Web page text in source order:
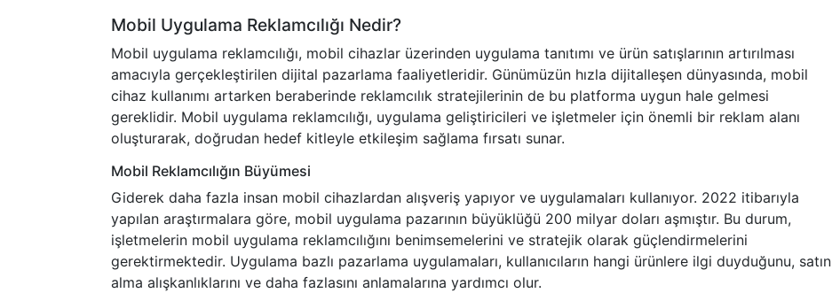
Mobil Uygulama Reklamcılığı Nedir?
Mobil uygulama reklamcılığı, mobil cihazlar üzerinden uygulama tanıtımı ve ürün satışlarının artırılması
amacıyla gerçekleştirilen dijital pazarlama faaliyetleridir. Günümüzün hızla dijitalleşen dünyasında, mobil
cihaz kullanımı artarken beraberinde reklamcılık stratejilerinin de bu platforma uygun hale gelmesi
gereklidir. Mobil uygulama reklamcılığı, uygulama geliştiricileri ve işletmeler için önemli bir reklam alanı
oluşturarak, doğrudan hedef kitleyle etkileşim sağlama fırsatı sunar.
Mobil Reklamcılığın Büyümesi
Giderek daha fazla insan mobil cihazlardan alışveriş yapıyor ve uygulamaları kullanıyor. 2022 itibarıyla
yapılan araştırmalara göre, mobil uygulama pazarının büyüklüğü 200 milyar doları aşmıştır. Bu durum,
işletmelerin mobil uygulama reklamcılığını benimsemelerini ve stratejik olarak güçlendirmelerini
gerektirmektedir. Uygulama bazlı pazarlama uygulamaları, kullanıcıların hangi ürünlere ilgi duyduğunu, satın
alma alışkanlıklarını ve daha fazlasını anlamalarına yardımcı olur.